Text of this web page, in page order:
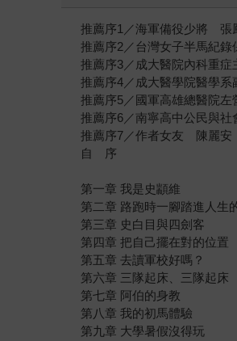
推薦序1／海軍備役少將 張
推薦序2／台灣女子半馬紀
推薦序3／成大醫院內科重
推薦序4／成大醫學院醫學
推薦序5／國軍高雄總醫院
推薦序6／南寧高中公民與
推薦序7／作者女友 陳麗安
自 序
第一章 我是史顓維
第二章 路跑時一腳踏進人生
第三章 史白目與四劍客
第四章 把自己擺在對的位置
第五章 去讀軍校好嗎？
第六章 三隊起床、三隊起床
第七章 阿伯的身教
第八章 我的初馬體驗
第九章 大學暑假沒得玩